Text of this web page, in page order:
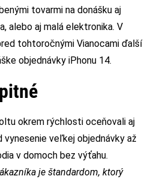
tovarmi na donášku aj
alebo aj malá elektronika. V
tohtoročnými Vianocami ďalší
objednávky iPhonu 14.
okrem rýchlosti oceňovali aj
veľkej objednávky až
v domoch bez výťahu.
je štandardom, ktorý